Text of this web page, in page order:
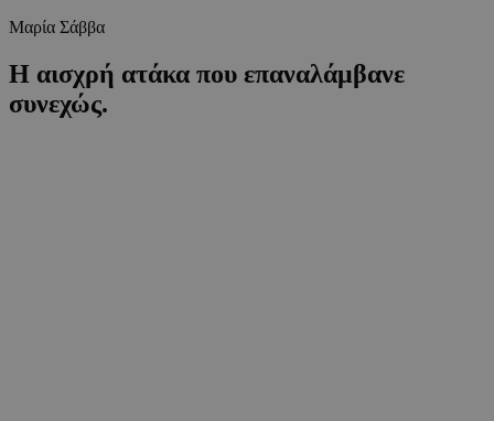
Μαρία Σάββα
Η αισχρή ατάκα που επαναλάμβανε
συνεχώς.